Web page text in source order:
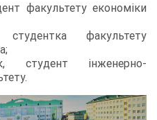
факультету економіки
факультету
студент інженерно-